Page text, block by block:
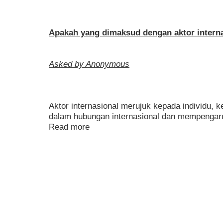
Apakah yang dimaksud dengan aktor
Asked by Anonymous
Aktor internasional merujuk kepada individu,
dalam hubungan internasional dan
Read more